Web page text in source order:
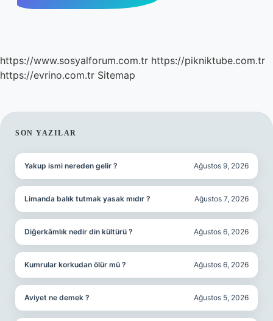
https://www.sosyalforum.com.tr https://pikniktube.com.tr
https://evrino.com.tr Sitemap
SIDEBAR
SON YAZILAR
Yakup ismi nereden gelir ? Ağustos 9, 2026
Limanda balık tutmak yasak mıdır ? Ağustos 7, 2026
Diğerkâmlık nedir din kültürü ? Ağustos 6, 2026
Kumrular korkudan ölür mü ? Ağustos 6, 2026
Aviyet ne demek ? Ağustos 5, 2026